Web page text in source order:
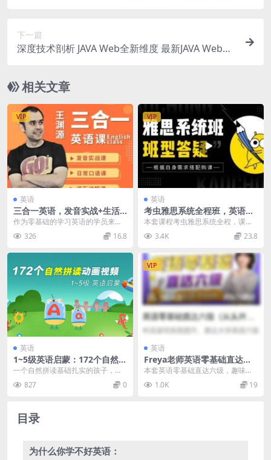
下一篇
深度技术剖析 JAVA Web全新维度 最新JAVA Web全
相关文章
VIP
英语
三合一英语，发音实战+生活
口语+基础词汇 价值598元
作为零基础的学习英语的学员来
说，你不需要掌握太多复杂的词汇
和英语语法，你首先要学...
326 16.8
VIP
英语
考虫雅思系统全程班，英语听
说读写全面提升辅导网课 价值
本套课程考虫雅思系统全程，课程
官方售价2899元。课程目的是帮助
大家熟悉考试流程...
3.4K 23.8
英语
1~5级英语启蒙：172个自然拼
读动画启蒙视频 免费下载
一个自然拼读基础扎实的孩子，即
使遇到不认识的单词，也可以根据
组合方式正确拼读出来...
827 0
VIP
英语
Freya老师英语零基础直达六
级，趣味学英语高清视频课程
本套英语零基础直达六级，趣味学
英语视频课程，课程官方售价499
元，由FYEYA老...
1.0K 19
目录
为什么你学不好英语：